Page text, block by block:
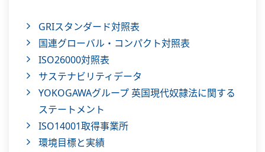
GRIスタンダード対照表
国連グローバル・コンパクト対照表
ISO26000対照表
サステナビリティデータ
YOKOGAWAグループ 英国現代奴隷法に関する
ステートメント
ISO14001取得事業所
環境目標と実績